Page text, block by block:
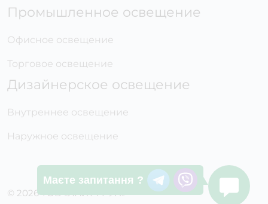
Промышленное освещение
Офисное освещение
Торговое освещение
Дизайнерское освещение
Внутреннее освещение
Наружное освещение
© 2026 ТОВ «ЛАЙТ ГРУП»
Маєте запитання ?